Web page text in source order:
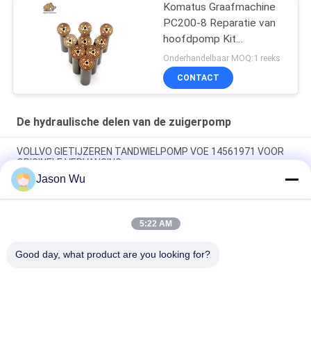
Komatus Graafmachine
PC200-8 Reparatie van
hoofdpomp Kit
Hydraulische pomp
Onderdeel zuigerpomp
Onderhoud reparatie
Onderhandelbaar MOQ:1 reeks
CONTACT
De hydraulische delen van de zuigerpomp
VOLLVO GIETIJZEREN TANDWIELPOMP VOE 14561971 VOOR
ORIGINELE VERVANGING
VOLLVO GIETIJZEREN TANDWIELPOMP VOE 14537295 VOOR
ORIGINELE VERVANGING
VOLLVO GEGEERPOMP VOE 14782798 voor de oorspronkelijke
Jason Wu
5:22 AM
Good day, what product are you looking for?